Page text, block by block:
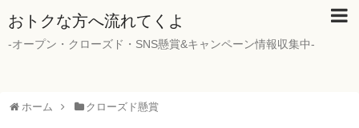
おトクな方へ流れてくよ
-オープン・クローズド・SNS懸賞&キャンペーン情報収集中-
ホーム クローズド懸賞